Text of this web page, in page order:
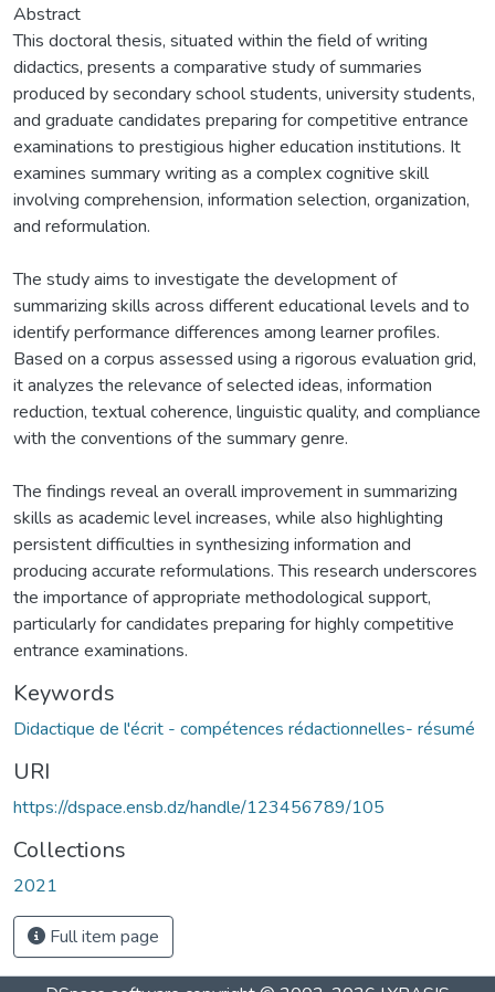
Abstract
This doctoral thesis, situated within the field of writing
didactics, presents a comparative study of summaries
produced by secondary school students, university students,
and graduate candidates preparing for competitive entrance
examinations to prestigious higher education institutions. It
examines summary writing as a complex cognitive skill
involving comprehension, information selection, organization,
and reformulation.
The study aims to investigate the development of
summarizing skills across different educational levels and to
identify performance differences among learner profiles.
Based on a corpus assessed using a rigorous evaluation grid,
it analyzes the relevance of selected ideas, information
reduction, textual coherence, linguistic quality, and compliance
with the conventions of the summary genre.
The findings reveal an overall improvement in summarizing
skills as academic level increases, while also highlighting
persistent difficulties in synthesizing information and
producing accurate reformulations. This research underscores
the importance of appropriate methodological support,
particularly for candidates preparing for highly competitive
entrance examinations.
Keywords
Didactique de l'écrit - compétences rédactionnelles- résumé
URI
https://dspace.ensb.dz/handle/123456789/105
Collections
2021
Full item page